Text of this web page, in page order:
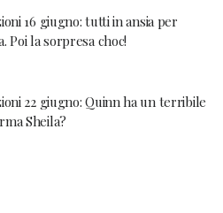
16 giugno: tutti in ansia per
Poi la sorpresa choc!
22 giugno: Quinn ha un terribile
Sheila?